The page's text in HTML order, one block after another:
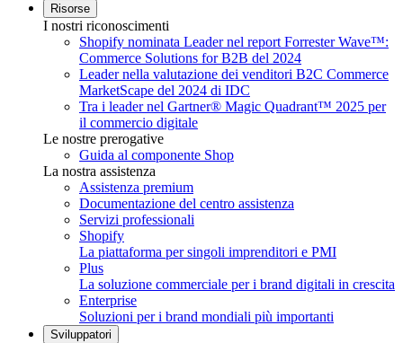
Risorse
I nostri riconoscimenti
Shopify nominata Leader nel report Forrester Wave™:
Commerce Solutions for B2B del 2024
Leader nella valutazione dei venditori B2C Commerce
MarketScape del 2024 di IDC
Tra i leader nel Gartner® Magic Quadrant™ 2025 per
il commercio digitale
Le nostre prerogative
Guida al componente Shop
La nostra assistenza
Assistenza premium
Documentazione del centro assistenza
Servizi professionali
Shopify
La piattaforma per singoli imprenditori e PMI
Plus
La soluzione commerciale per i brand digitali in crescita
Enterprise
Soluzioni per i brand mondiali più importanti
Sviluppatori